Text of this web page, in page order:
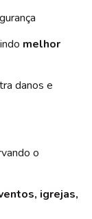
melhor
danos e
o
igrejas,